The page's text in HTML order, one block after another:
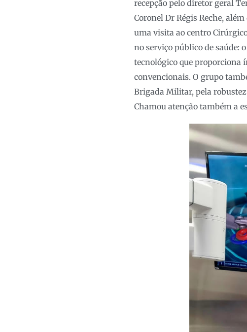
recepção pelo diretor geral
Coronel Dr Régis Reche,
uma visita ao centro
no serviço público de saúde:
tecnológico que proporciona
convencionais. O grupo
Brigada Militar, pela
Chamou atenção também a